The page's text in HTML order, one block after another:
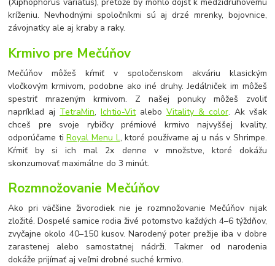
(Xiphophorus variatus), pretože by mohlo dôjsť k medzidruhovému
kríženiu. Nevhodnými spoločníkmi sú aj drzé mrenky, bojovnice,
závojnatky ale aj kraby a raky.
Krmivo pre Mečúňov
Mečúňov môžeš kŕmiť v spoločenskom akváriu klasickým
vločkovým krmivom, podobne ako iné druhy. Jedálniček im môžeš
spestriť mrazeným krmivom. Z našej ponuky môžeš zvoliť
napríklad aj TetraMin,Ichtio-Vitalebo Vitality & color. Ak však
chceš pre svoje rybičky prémiové krmivo najvyššej kvality,
odporúčame tiRoyal Menu L, ktoré používame aj u nás v Shrimpe.
Kŕmiť by si ich mal 2x denne v množstve, ktoré dokážu
skonzumovať maximálne do 3 minút.
Rozmnožovanie Mečúňov
Ako pri väčšine živorodiek nie je rozmnožovanie Mečúňov nijak
zložité. Dospelé samice rodia živé potomstvo každých 4–6 týždňov,
zvyčajne okolo 40–150 kusov. Narodený poter prežije iba v dobre
zarastenej alebo samostatnej nádrži. Takmer od narodenia
dokáže prijímať aj veľmi drobné suché krmivo.